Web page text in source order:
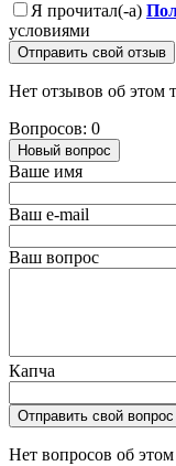
Я прочитал(-а)
условиями
Отправить свой отзыв
Нет отзывов об этом
Вопросов: 0
Новый вопрос
Ваше имя
Ваш e-mail
Ваш вопрос
Капча
Отправить свой вопрос
Нет вопросов об этом